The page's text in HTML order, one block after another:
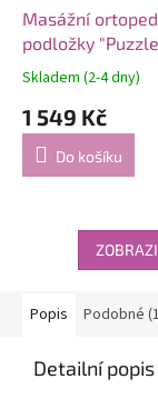
Masážní
podložky
modulů
Skladem (2-4 dny)
1 549 Kč
Do košíku
Popis Podobné
Detailní